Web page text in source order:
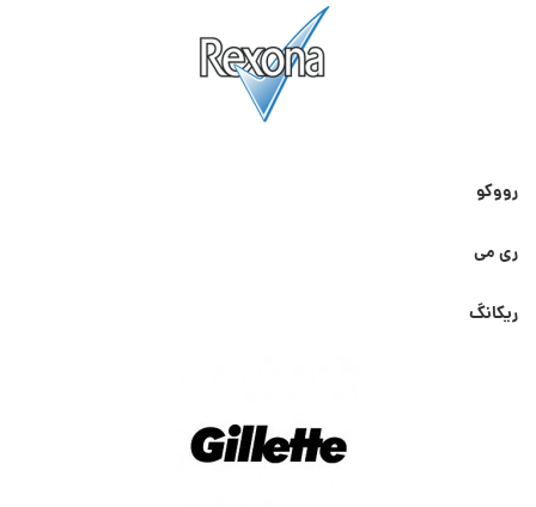
رووکو
ری می
ریکانگ